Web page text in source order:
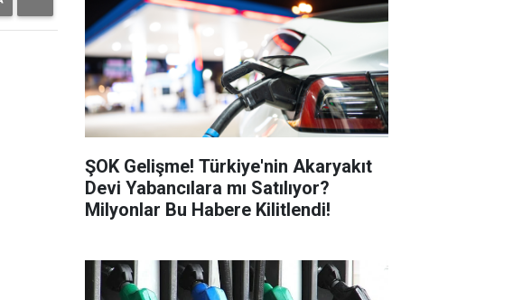
ŞOK Gelişme! Türkiye'nin Akaryakıt
Devi Yabancılara mı Satılıyor?
Milyonlar Bu Habere Kilitlendi!